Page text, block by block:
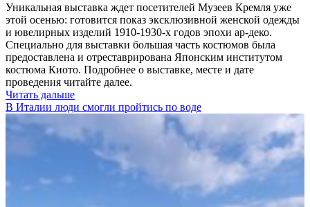
Уникальная выставка ждет посетителей Музеев Кремля уже
этой осенью: готовится показ эксклюзивной женской одежды
и ювелирных изделий 1910-1930-х годов эпохи ар-деко.
Специально для выставки большая часть костюмов была
предоставлена и отреставрирована Японским институтом
костюма Киото. Подробнее о выставке, месте и дате
проведения читайте далее.
Читать дальше
В Италии люди смогли пройтись по воде